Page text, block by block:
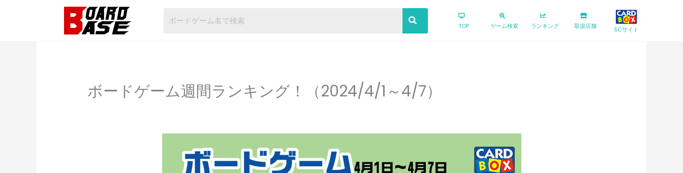
TOP ゲーム検索 ランキング 取扱店舗 SCサイト
ボードゲーム週間ランキング！（2024/4/1～4/7）